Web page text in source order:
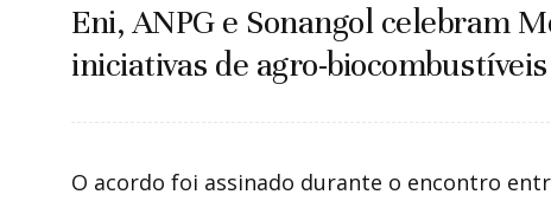
Eni, ANPG e Sonangol celebram
iniciativas de agro-
O acordo foi assinado durante o encontro